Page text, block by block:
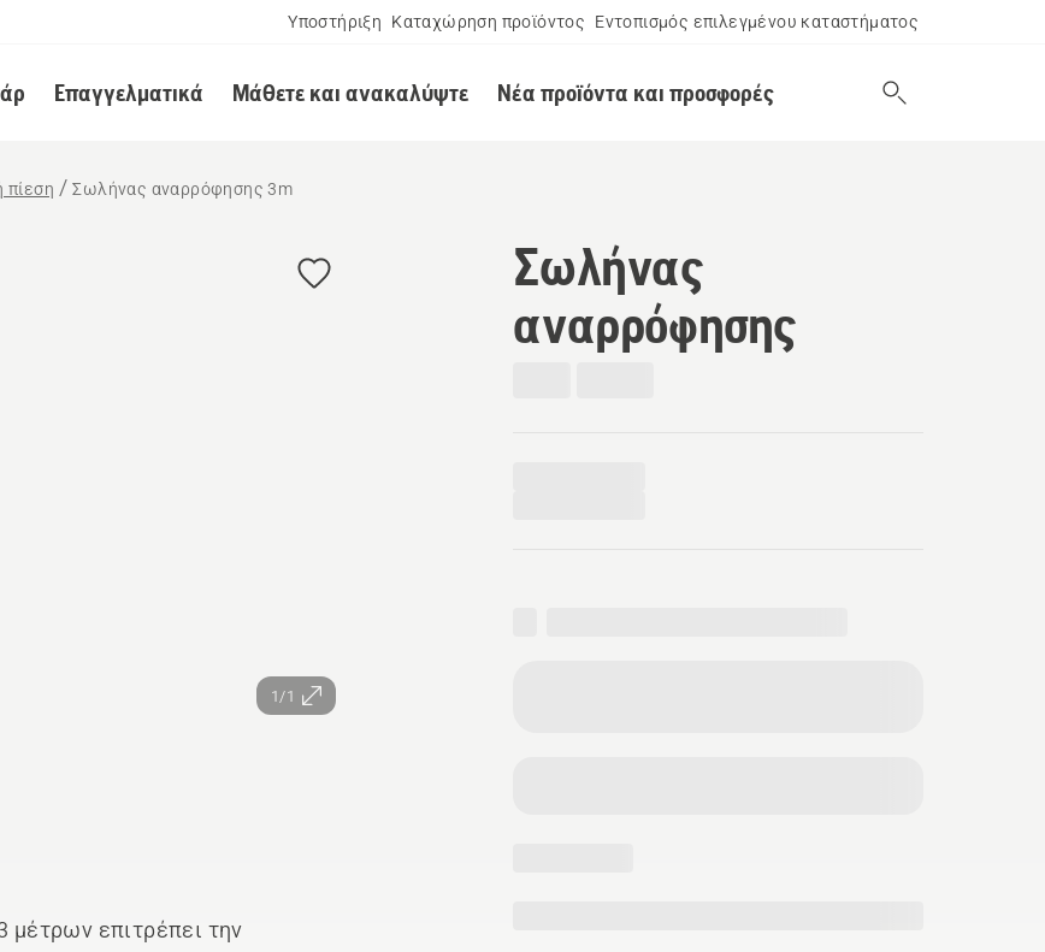
Υποστήριξη Καταχώρηση προϊόντος Εντοπισμός επιλεγμένου καταστήματος
Επαγγελματικά Μάθετε και ανακαλύψτε Νέα προϊόντα και προσφορές
Σωλήνας αναρρόφησης 3m
1/1
Σωλήνας
αναρρόφησης
επιτρέπει την